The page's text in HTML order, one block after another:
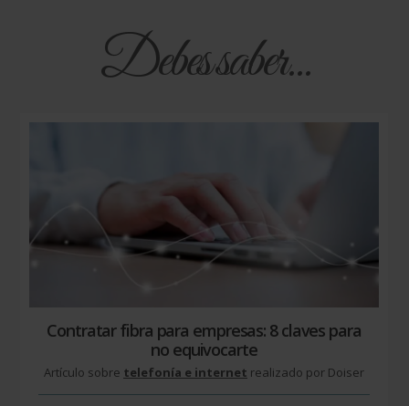
Debes saber...
Contratar fibra para empresas: 8 claves para
no equivocarte
Artículo sobre telefonía e internet realizado por Doiser